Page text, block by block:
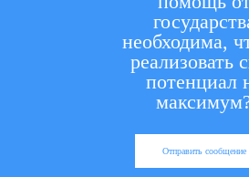
необходима,
реализовать
потенциал
Отправить сообщение